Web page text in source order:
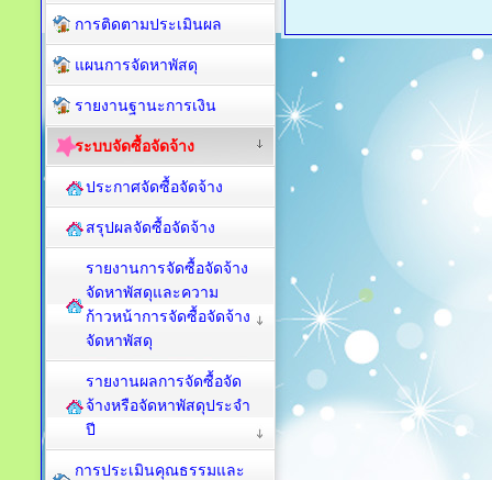
การติดตามประเมินผล
แผนการจัดหาพัสดุ
รายงานฐานะการเงิน
ระบบจัดซื้อจัดจ้าง
ประกาศจัดซื้อจัดจ้าง
สรุปผลจัดซื้อจัดจ้าง
รายงานการจัดซื้อจัดจ้าง
จัดหาพัสดุและความ
ก้าวหน้าการจัดซื้อจัดจ้าง
จัดหาพัสดุ
รายงานผลการจัดซื้อจัด
จ้างหรือจัดหาพัสดุประจำ
ปี
การประเมินคุณธรรมและ